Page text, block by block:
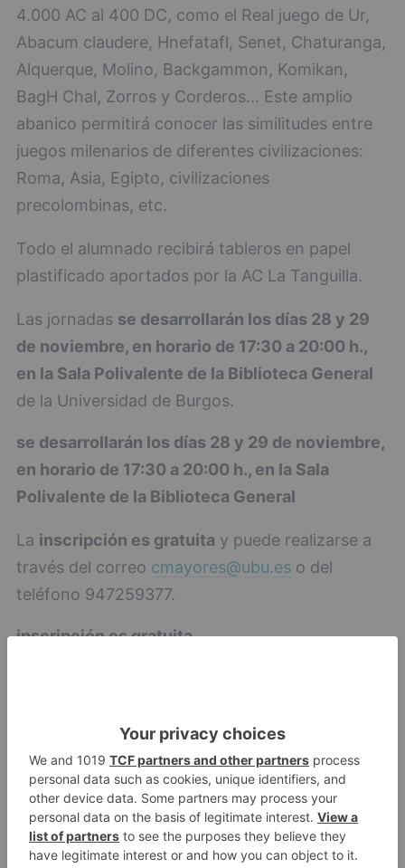
4.000 AC al 400 DC, como el Real juego de Ur,
Abacum claudere, Hnefatafl, Senet, Chaturanga,
Alquerque, Molino, Backgammon, Komikan,
BagH Chal, Zorros y Corderos... Este amplio
abanico permitirá conocer las similitudes entre
juegos milenarios de diferentes civilizaciones:
Roma, Asia, Egipto, civilizaciones
precolombinas, etc.
Todo el alumnado recibirá tableros en papel
plastificado aportados por la AC La Tanguilla.
Las jornadas se desarrollarán los días 28 y 29
de noviembre, en horario de 17:30 a 20:00 h.,
en la Sala Polivalente de la Biblioteca General
de la Universidad de Burgos.
se desarrollarán los días 28 y 29 de noviembre,
en horario de 17:30 a 20:00 h., en la Sala
Polivalente de la Biblioteca General
La inscripción es gratuita y puede realizarse a
través del correo cmayores@ubu.es o del
teléfono 947259377.
inscripción es gratuita